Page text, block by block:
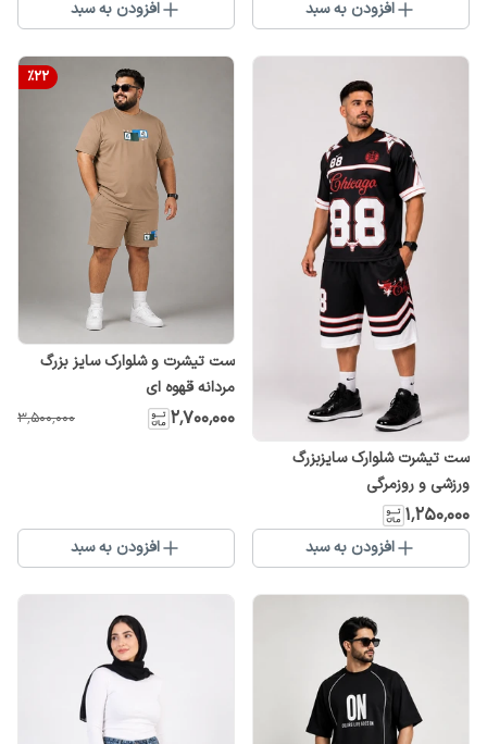
افزودن به سبد افزودن به سبد
ست تیشرت شلوارک سایزبزرگ
ورزشی و روزمرگی
۱٬۲۵۰٬۰۰۰
افزودن به سبد
%22
ست تیشرت و شلوارک سایز بزرگ
مردانه قهوه ای
۲٬۷۰۰٬۰۰۰ ۳٬۵۰۰٬۰۰۰
افزودن به سبد